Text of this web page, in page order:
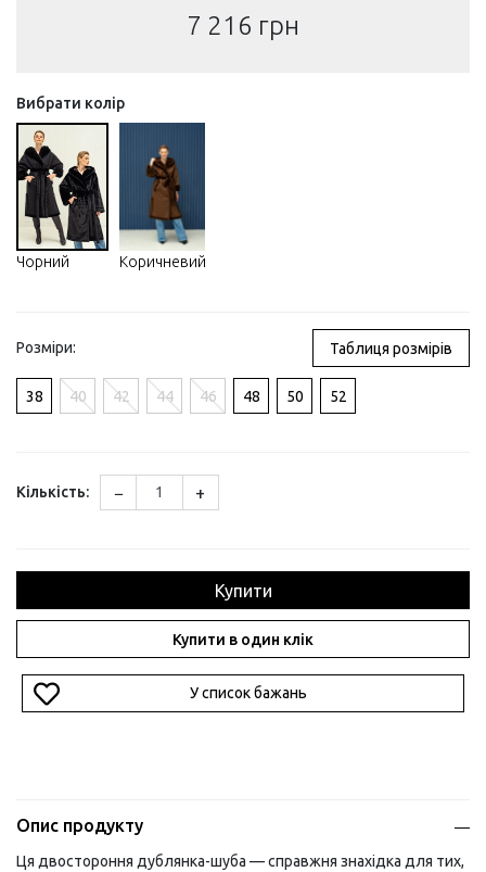
7 216 грн
Вибрати колір
Чорний Коричневий
Розміри: Таблиця розмірів
38 40 42 44 46 48 50 52
Кількість: − +
Купити
Купити в один клік
У список бажань
Опис продукту
Ця двостороння дублянка-шуба — справжня знахідка для тих,